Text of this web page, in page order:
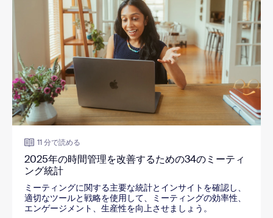
11 分で読める
2025年の時間管理を改善するための34のミーティ
ング統計
ミーティングに関する主要な統計とインサイトを確認し、
適切なツールと戦略を使用して、ミーティングの効率性、
エンゲージメント、生産性を向上させましょう。